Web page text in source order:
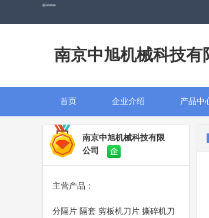
南京中旭机械科技有
首页 企业介绍 产品中
南京中旭机械科技有限
公司
主营产品：
分隔片 隔套 剪板机刀片 撕碎机刀